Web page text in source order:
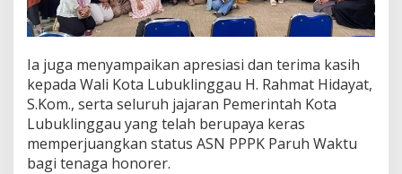
Ia juga menyampaikan apresiasi dan terima kasih
kepada Wali Kota Lubuklinggau H. Rahmat Hidayat,
S.Kom., serta seluruh jajaran Pemerintah Kota
Lubuklinggau yang telah berupaya keras
memperjuangkan status ASN PPPK Paruh Waktu
bagi tenaga honorer.